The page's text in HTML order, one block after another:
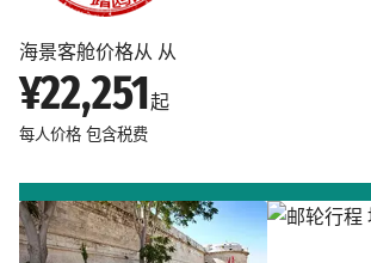
海景客舱价格从 从
¥22,251起
每人价格 包含税费